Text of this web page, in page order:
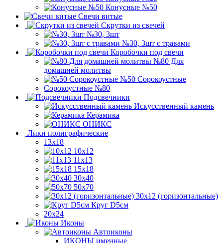
Конусные №50
Свечи витые
Скрутки из свечей
№30, 3шт
№30, 3шт с травами
Коробочки под свечи
№80 Для
домашней молитвы
№50 Сорокоустные
Сорокоустные №80
Подсвечники
Искусственный камень
Керамика
ОНИКС
Лики полиграфические
13x18
10x12
11х13
15х18
30x40
50x70
30x12 (горизонтальные)
Круг D5см
20х24
Иконы
Автоиконы
ИКОНЫ именные